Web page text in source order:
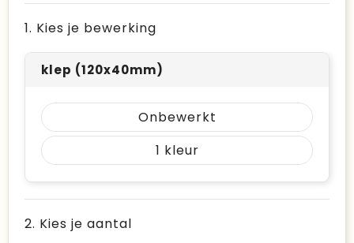
1. Kies je bewerking
klep (120x40mm)
Onbewerkt
1
2. Kies je aantal